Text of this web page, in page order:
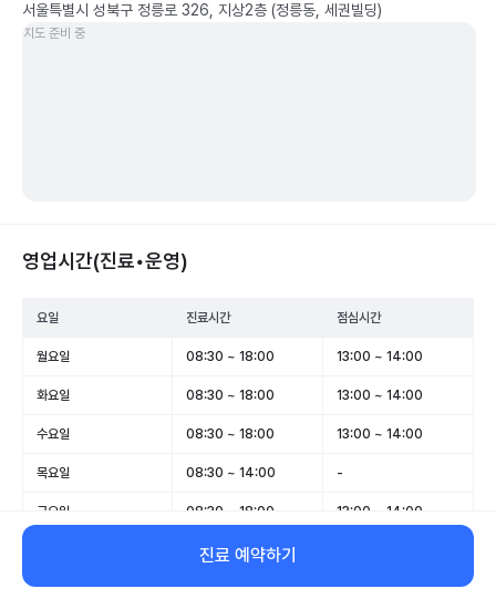
서울특별시 성북구 정릉로 326, 지상2층 (정릉동, 세권빌딩)
지도 준비 중
영업시간(진료•운영)
요일 진료시간 점심시간
월요일 08:30 ~ 18:00 13:00 ~ 14:00
화요일 08:30 ~ 18:00 13:00 ~ 14:00
수요일 08:30 ~ 18:00 13:00 ~ 14:00
목요일 08:30 ~ 14:00 -
금요일 08:30 ~ 18:00 13:00 ~ 14:00
08:30 ~ 13:00
일요일 휴무 -
진료 예약하기